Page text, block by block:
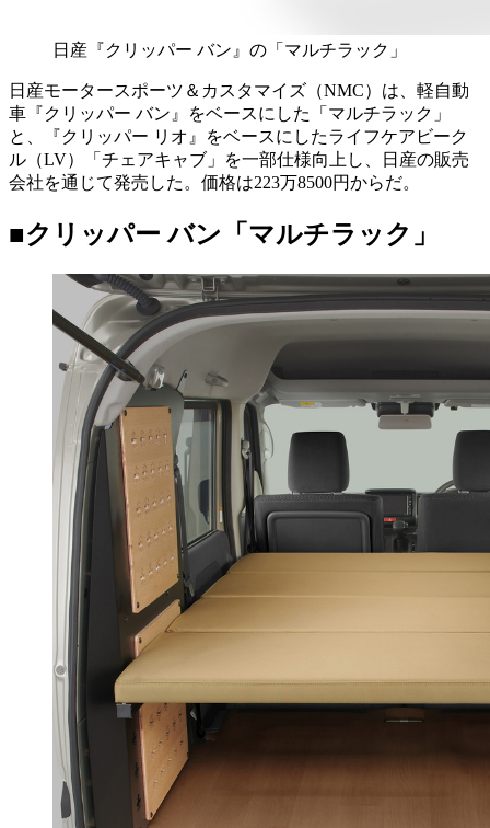
日産『クリッパー バン』の「マルチラック」
日産モータースポーツ＆カスタマイズ（NMC）は、軽自動
車『クリッパー バン』をベースにした「マルチラック」
と、『クリッパー リオ』をベースにしたライフケアビーク
ル（LV）「チェアキャブ」を一部仕様向上し、日産の販売
会社を通じて発売した。価格は223万8500円からだ。
■クリッパー バン「マルチラック」